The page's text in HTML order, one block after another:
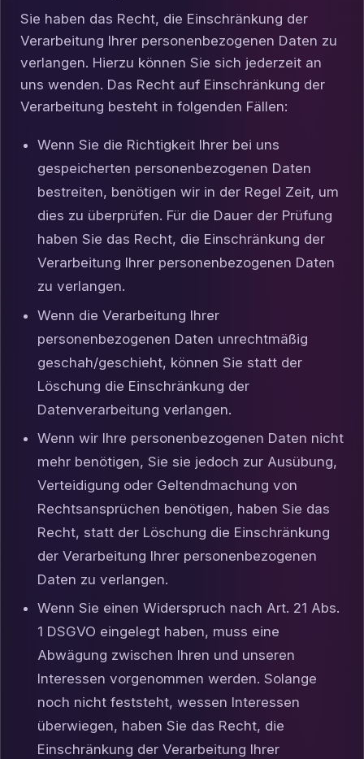
Sie haben das Recht, die Einschränkung der
Verarbeitung Ihrer personenbezogenen Daten zu
verlangen. Hierzu können Sie sich jederzeit an
uns wenden. Das Recht auf Einschränkung der
Verarbeitung besteht in folgenden Fällen:
Wenn Sie die Richtigkeit Ihrer bei uns
gespeicherten personenbezogenen Daten
bestreiten, benötigen wir in der Regel Zeit, um
dies zu überprüfen. Für die Dauer der Prüfung
haben Sie das Recht, die Einschränkung der
Verarbeitung Ihrer personenbezogenen Daten
zu verlangen.
Wenn die Verarbeitung Ihrer
personenbezogenen Daten unrechtmäßig
geschah/geschieht, können Sie statt der
Löschung die Einschränkung der
Datenverarbeitung verlangen.
Wenn wir Ihre personenbezogenen Daten nicht
mehr benötigen, Sie sie jedoch zur Ausübung,
Verteidigung oder Geltendmachung von
Rechtsansprüchen benötigen, haben Sie das
Recht, statt der Löschung die Einschränkung
der Verarbeitung Ihrer personenbezogenen
Daten zu verlangen.
Wenn Sie einen Widerspruch nach Art. 21 Abs.
1 DSGVO eingelegt haben, muss eine
Abwägung zwischen Ihren und unseren
Interessen vorgenommen werden. Solange
noch nicht feststeht, wessen Interessen
überwiegen, haben Sie das Recht, die
Einschränkung der Verarbeitung Ihrer